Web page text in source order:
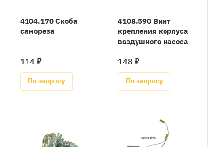
4104.170 Скоба
самореза
114 ₽
По запросу
4108.590 Винт
крепления корпуса
воздушного насоса
148 ₽
По запросу